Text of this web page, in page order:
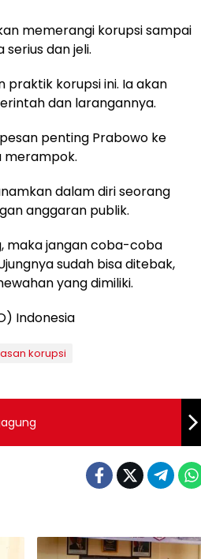
memerangi korupsi sampai
dan jeli.
korupsi ini. Ia akan
dan larangannya.
penting Prabowo ke
merampok.
dalam diri seorang
anggaran publik.
maka jangan coba-coba
sudah bisa ditebak,
yang dimiliki.
Indonesia
korupsi